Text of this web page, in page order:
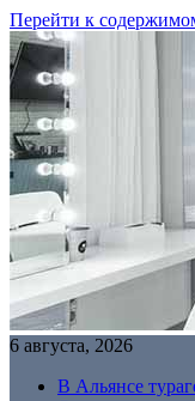
Перейти к
6 августа, 2026
В Альянсе